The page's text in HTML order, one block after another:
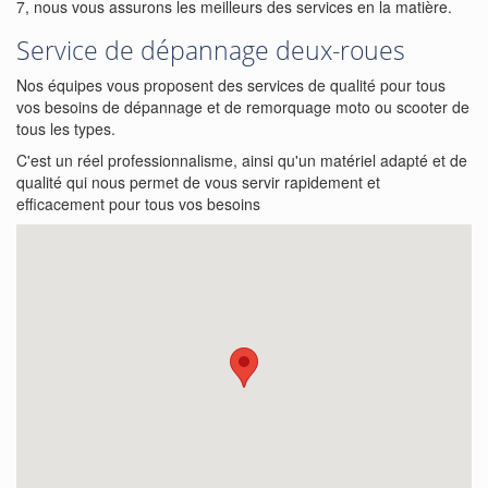
7, nous vous assurons les meilleurs des services en la matière.
Service de dépannage deux-roues
Nos équipes vous proposent des services de qualité pour tous
vos besoins de dépannage et de remorquage moto ou scooter de
tous les types.
C'est un réel professionnalisme, ainsi qu'un matériel adapté et de
qualité qui nous permet de vous servir rapidement et
efficacement pour tous vos besoins